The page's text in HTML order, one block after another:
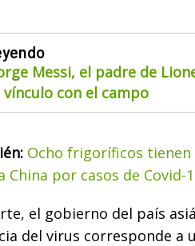
Messi, el padre de
con el campo
Ocho frigoríficos
China por casos de Covid-
el gobierno del país
del virus corresponde a